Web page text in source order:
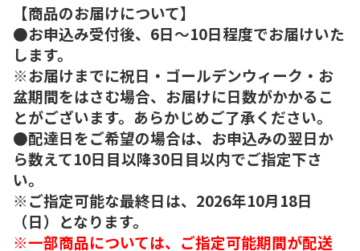
【商品のお届けについて】
●お申込み受付後、6日～10日程度でお届けいた
します。
※お届けまでに祝日・ゴールデンウィーク・お
盆期間をはさむ場合、お届けに日数がかかるこ
とがございます。あらかじめご了承ください。
●配達日をご希望の場合は、お申込みの翌日か
ら数えて10日目以降30日目以内でご指定下さ
い。
※ご指定可能な最終日は、2026年10月18日
（日）となります。
※一部商品については、ご指定可能期間が配送